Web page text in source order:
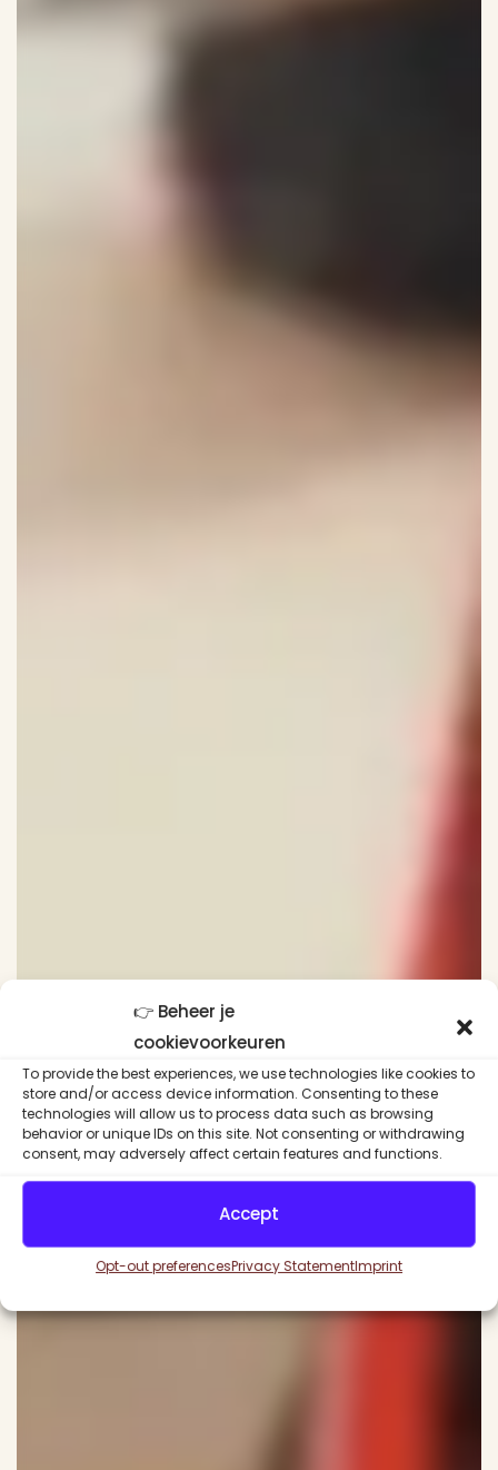
👉 Beheer je
cookievoorkeuren
To provide the best experiences, we use technologies like cookies to
store and/or access device information. Consenting to these
technologies will allow us to process data such as browsing
behavior or unique IDs on this site. Not consenting or withdrawing
consent, may adversely affect certain features and functions.
Accept
Opt-out preferencesPrivacy StatementImprint